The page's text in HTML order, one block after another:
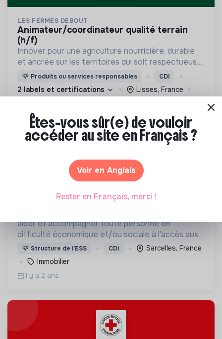
LES FERMES DEBOUT
animateur/coordinateur qualité terrain
(h/f)
Innover pour une agriculture nourricière, durable
et ancrée sur les territoires qui soit respectueuse
de l'humain et des écosystèmes
💡 Produits ou services responsables CDI
2 labels et certifications
Lisses, France
Il y a 12 jours
aider et accompagner toute personne en
difficulté économique et/ou sociale à l'accès aux
droits et à l'information relatifs au logement, à
l'insertion sociale et professionnelle
💡 Structure de l’ESS CDI
Sarcelles, France
Immobilier
Il y a 2 ans
Êtes-vous sûr(e) de vouloir
accéder au site en Français ?
Voir en Anglais
Rester en Français, merci !